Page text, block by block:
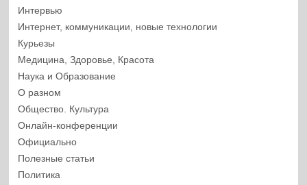
Интервью
Интернет, коммуникации, новые технологии
Курьезы
Медицина, Здоровье, Красота
Наука и Образование
О разном
Общество. Культура
Онлайн-конференции
Официально
Полезные статьи
Политика